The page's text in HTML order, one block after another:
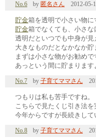
No.6 by 匿名さん 2012-05-
貯金箱を透明で小さい物に
貯金箱でなくても、小さな
透明だといつでも中身が見
大きなものだとなかなか
まずは小さな物がお勧めで
あっという間に貯まります
No.7 by 子育てママさん
つもりは私も苦手ですね。
こちらで見たくじ引き法を
今年からですが長続きして
No.8 by 子育てママさん